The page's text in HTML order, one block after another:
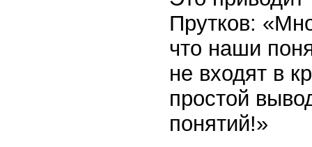
Прутков:
что наши
не входят в
простой
понятий!»